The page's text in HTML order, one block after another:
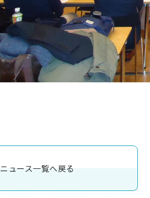
ニュース一覧へ戻る